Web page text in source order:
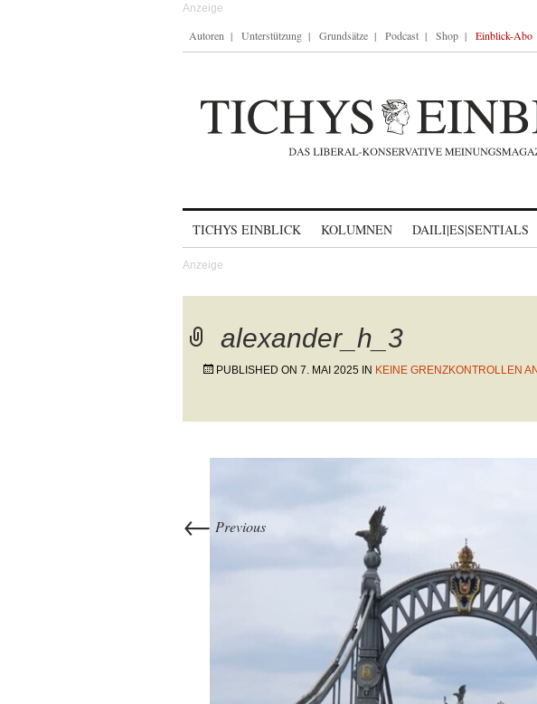
Autoren Unterstützung Grundsätze Podcast Shop Einblick-Abo
TICHYS EINBLICK KOLUMNEN DAILI|ES|SENTIALS
alexander_h_3
PUBLISHED ON 7. MAI 2025 IN KEINE GRENZKONTROLLEN
← Previous